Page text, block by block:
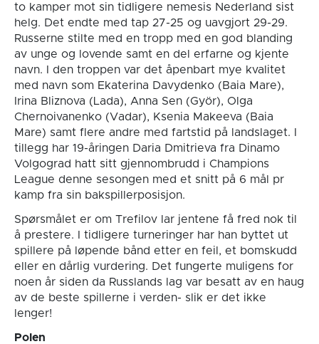
to kamper mot sin tidligere nemesis Nederland sist
helg. Det endte med tap 27-25 og uavgjort 29-29.
Russerne stilte med en tropp med en god blanding
av unge og lovende samt en del erfarne og kjente
navn. I den troppen var det åpenbart mye kvalitet
med navn som Ekaterina Davydenko (Baia Mare),
Irina Bliznova (Lada), Anna Sen (Györ), Olga
Chernoivanenko (Vadar), Ksenia Makeeva (Baia
Mare) samt flere andre med fartstid på landslaget. I
tillegg har 19-åringen Daria Dmitrieva fra Dinamo
Volgograd hatt sitt gjennombrudd i Champions
League denne sesongen med et snitt på 6 mål pr
kamp fra sin bakspillerposisjon.
Spørsmålet er om Trefilov lar jentene få fred nok til
å prestere. I tidligere turneringer har han byttet ut
spillere på løpende bånd etter en feil, et bomskudd
eller en dårlig vurdering. Det fungerte muligens for
noen år siden da Russlands lag var besatt av en haug
av de beste spillerne i verden- slik er det ikke
lenger!
Polen